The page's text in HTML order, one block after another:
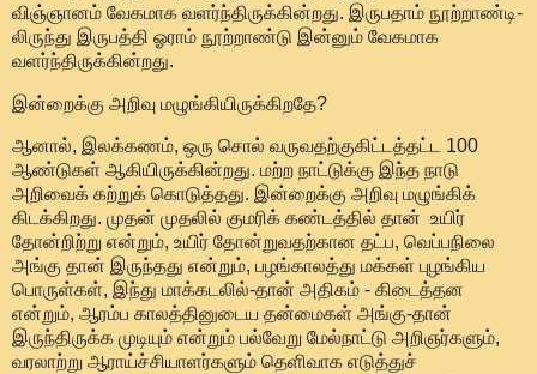
விஞ்ஞானம் வேகமாக வளர்ந்திருக்கின்றது. இருபதாம் நூற்றாண்டி-
லிருந்து இருபத்தி ஓராம் நூற்றாண்டு இன்னும் வேகமாக
வளர்ந்திருக்கின்றது.
இன்றைக்கு அறிவு மழுங்கியிருக்கிறதே?
ஆனால், இலக்கணம், ஒரு சொல் வருவதற்குகிட்டத்தட்ட 100
ஆண்டுகள் ஆகியிருக்கின்றது. மற்ற நாட்டுக்கு இந்த நாடு
அறிவைக் கற்றுக் கொடுத்தது. இன்றைக்கு அறிவு மழுங்கிக்
கிடக்கிறது. முதன் முதலில் குமரிக் கண்டத்தில் தான் உயிர்
தோன்றிற்று என்றும், உயிர் தோன்றுவதற்கான தட்ப, வெப்பநிலை
அங்கு தான் இருந்தது என்றும், பழங்காலத்து மக்கள் புழங்கிய
பொருள்கள், இந்து மாக்கடலில்-தான் அதிகம் - கிடைத்தன
என்றும், ஆரம்ப காலத்தினுடைய தன்மைகள் அங்கு-தான்
இருந்திருக்க முடியும் என்றும் பல்வேறு மேல்நாட்டு அறிஞர்களும்,
வரலாற்று ஆராய்ச்சியாளர்களும் தெளிவாக எடுத்துச்